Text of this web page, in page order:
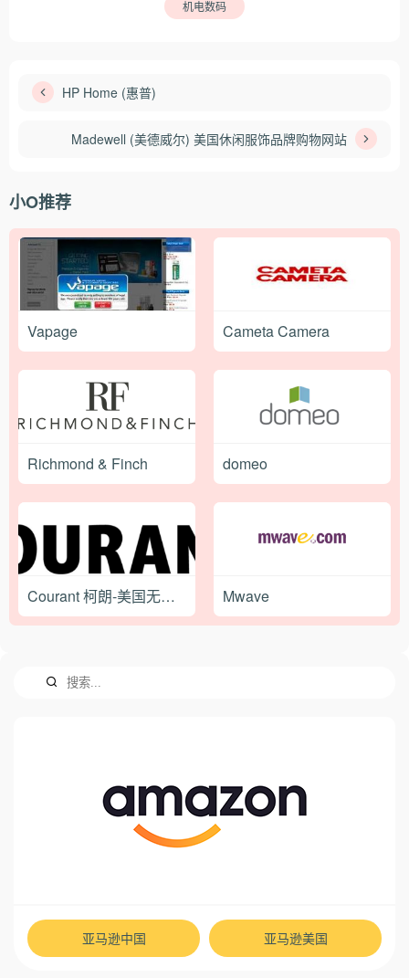
机电数码
HP Home (惠普)
Madewell (美德威尔) 美国休闲服饰品牌购物网站
小O推荐
Vapage Cameta Camera
Richmond & Finch domeo
Courant 柯朗-美国无线充电设备品牌网站 Mwave
亚马逊中国 亚马逊美国